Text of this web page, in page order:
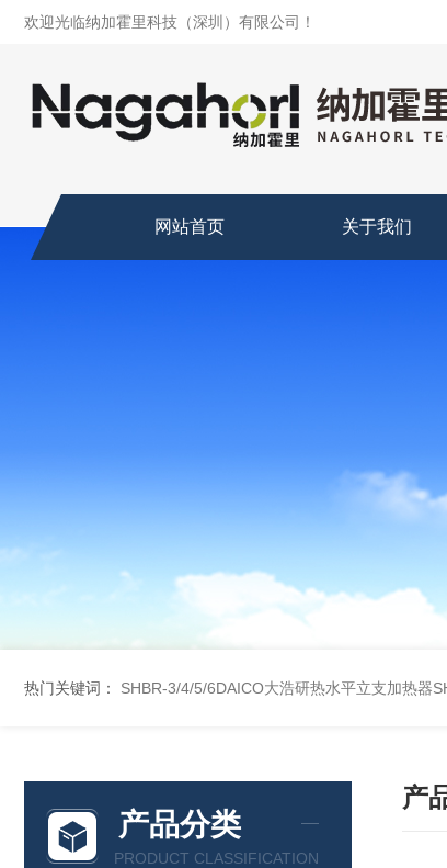
欢迎光临纳加霍里科技（深圳）有限公司！
网站首页 关于我们
热门关键词： SHBR-3/4/5/6DAICO大浩研热水平立支加热器
产品分类
PRODUCT CLASSIFICATION
产